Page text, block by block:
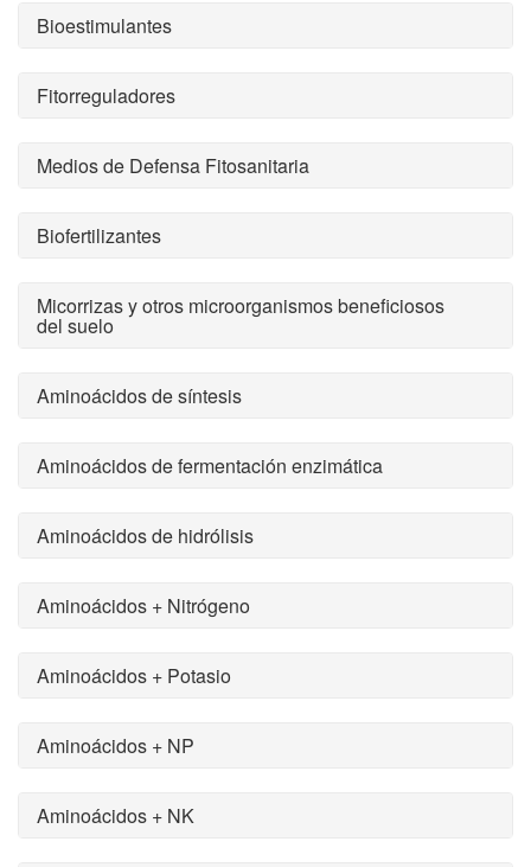
Bioestimulantes
Fitorreguladores
Medios de Defensa Fitosanitaria
Biofertilizantes
Micorrizas y otros microorganismos beneficiosos
del suelo
Aminoácidos de síntesis
Aminoácidos de fermentación enzimática
Aminoácidos de hidrólisis
Aminoácidos + Nitrógeno
Aminoácidos + Potasio
Aminoácidos + NP
Aminoácidos + NK